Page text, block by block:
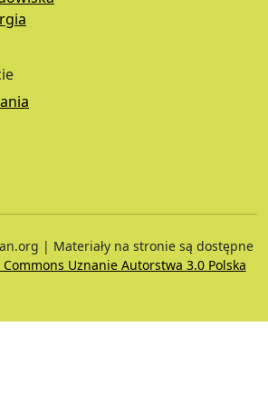
| Materiały na stronie są dostępne
Commons Uznanie Autorstwa 3.0 Polska